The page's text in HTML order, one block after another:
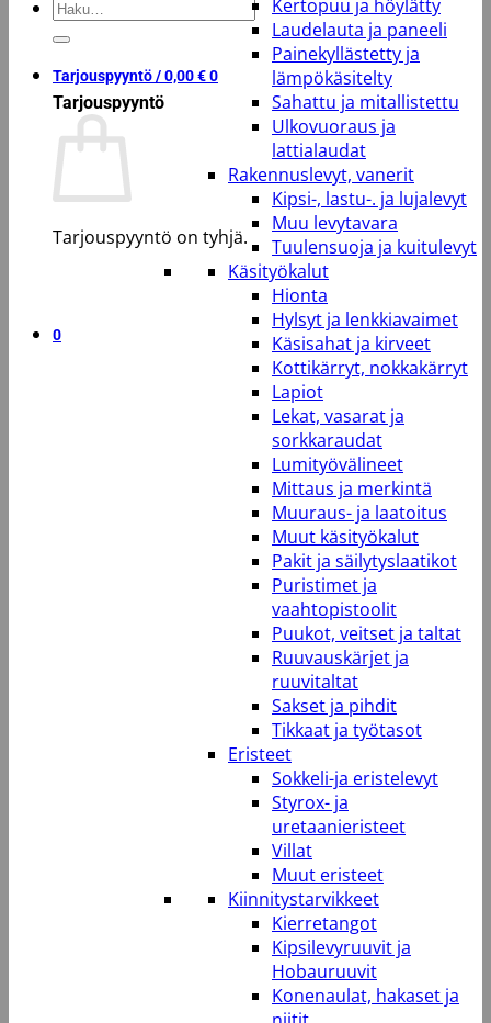
Etsi:
Tarjouspyyntö /0,00€0
Tarjouspyyntö
Tarjouspyyntö on tyhjä.
0
Kertopuu ja höylätty
Laudelauta ja paneeli
Painekyllästetty ja
lämpökäsitelty
Sahattu ja mitallistettu
Ulkovuoraus ja
lattialaudat
Rakennuslevyt, vanerit
Kipsi-, lastu-. ja lujalevyt
Muu levytavara
Tuulensuoja ja kuitulevyt
Käsityökalut
Hionta
Hylsyt ja lenkkiavaimet
Käsisahat ja kirveet
Kottikärryt, nokkakärryt
Lapiot
Lekat, vasarat ja
sorkkaraudat
Lumityövälineet
Mittaus ja merkintä
Muuraus- ja laatoitus
Muut käsityökalut
Pakit ja säilytyslaatikot
Puristimet ja
vaahtopistoolit
Puukot, veitset ja taltat
Ruuvauskärjet ja
ruuvitaltat
Sakset ja pihdit
Tikkaat ja työtasot
Eristeet
Sokkeli-ja eristelevyt
Styrox- ja
uretaanieristeet
Villat
Muut eristeet
Kiinnitystarvikkeet
Kierretangot
Kipsilevyruuvit ja
Hobauruuvit
Konenaulat, hakaset ja